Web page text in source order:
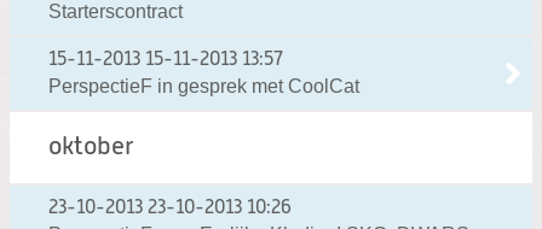
Starterscontract
15-11-2013 15-11-2013 13:57
PerspectieF in gesprek met CoolCat
oktober
23-10-2013 23-10-2013 10:26